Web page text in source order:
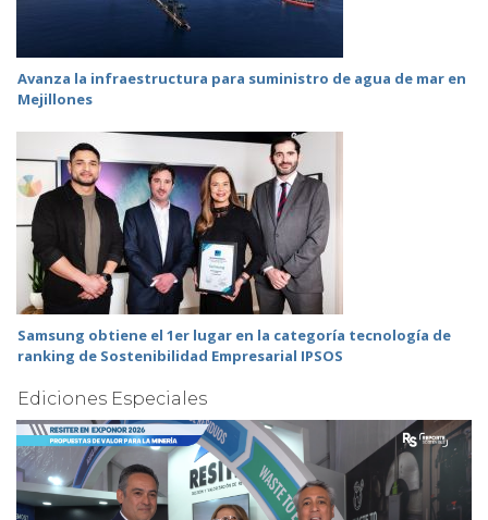
Avanza la infraestructura para suministro de agua de mar en
Mejillones
Samsung obtiene el 1er lugar en la categoría tecnología de
ranking de Sostenibilidad Empresarial IPSOS
Ediciones Especiales